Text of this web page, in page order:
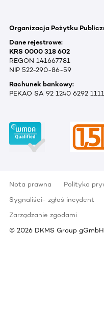
Organizacja Pożytku
Dane rejestrowe:
KRS 0000 318 602
REGON 141667781
NIP 522-290-86-59
Rachunek bankowy:
PEKAO SA 92 1240 6292
Nota prawna Polityka
Sygnaliści- zgłoś incydent
Zarządzanie zgodami
© 2026 DKMS Group gGmbH